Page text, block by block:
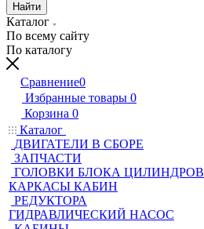
Найти
Каталог
По всему сайту
По каталогу
Сравнение0
Избранные товары 0
Корзина 0
Каталог
ДВИГАТЕЛИ В СБОРЕ
ЗАПЧАСТИ
ГОЛОВКИ БЛОКА ЦИЛИНДРОВ
КАРКАСЫ КАБИН
РЕДУКТОРА
ГИДРАВЛИЧЕСКИЙ НАСОС